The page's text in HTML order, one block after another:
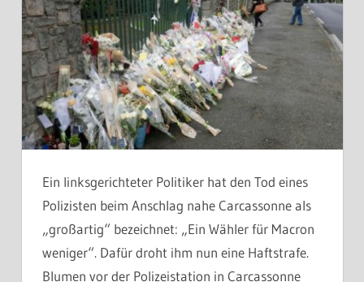
Ein linksgerichteter Politiker hat den Tod eines
Polizisten beim Anschlag nahe Carcassonne als
„großartig“ bezeichnet: „Ein Wähler für Macron
weniger“. Dafür droht ihm nun eine Haftstrafe.
Blumen vor der Polizeistation in Carcassonne